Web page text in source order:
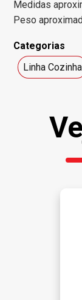
Medidas
Peso
Categorias
Linha Cozinha